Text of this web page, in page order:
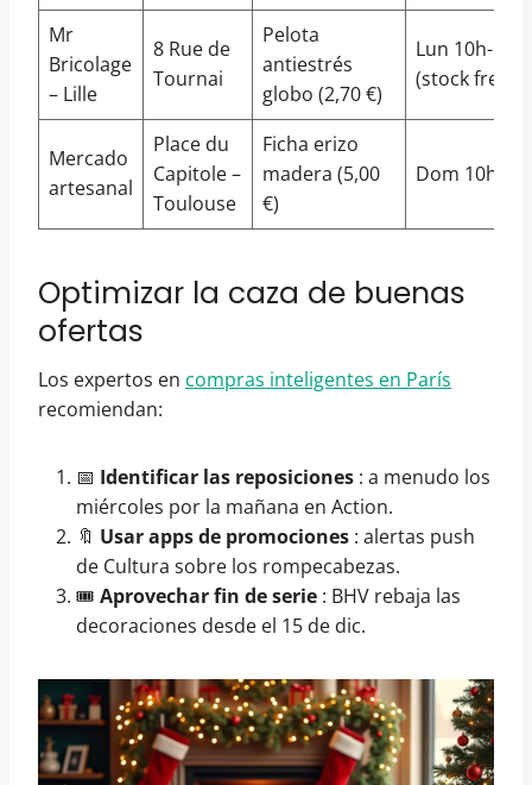
Mr
Bricolage
– Lille
8 Rue de
Tournai
Pelota
antiestrés
globo (2,70 €)
Lun 10h-11h
(stock
Mercado
artesanal
Place du
Capitole –
Toulouse
Ficha erizo
madera (5,00
€)
Dom 10h-
Optimizar la caza de buenas
ofertas
Los expertos en compras inteligentes en París
recomiendan:
📅 Identificar las reposiciones : a menudo los
miércoles por la mañana en Action.
🔖 Usar apps de promociones : alertas push
de Cultura sobre los rompecabezas.
🎟️ Aprovechar fin de serie : BHV rebaja las
decoraciones desde el 15 de dic.